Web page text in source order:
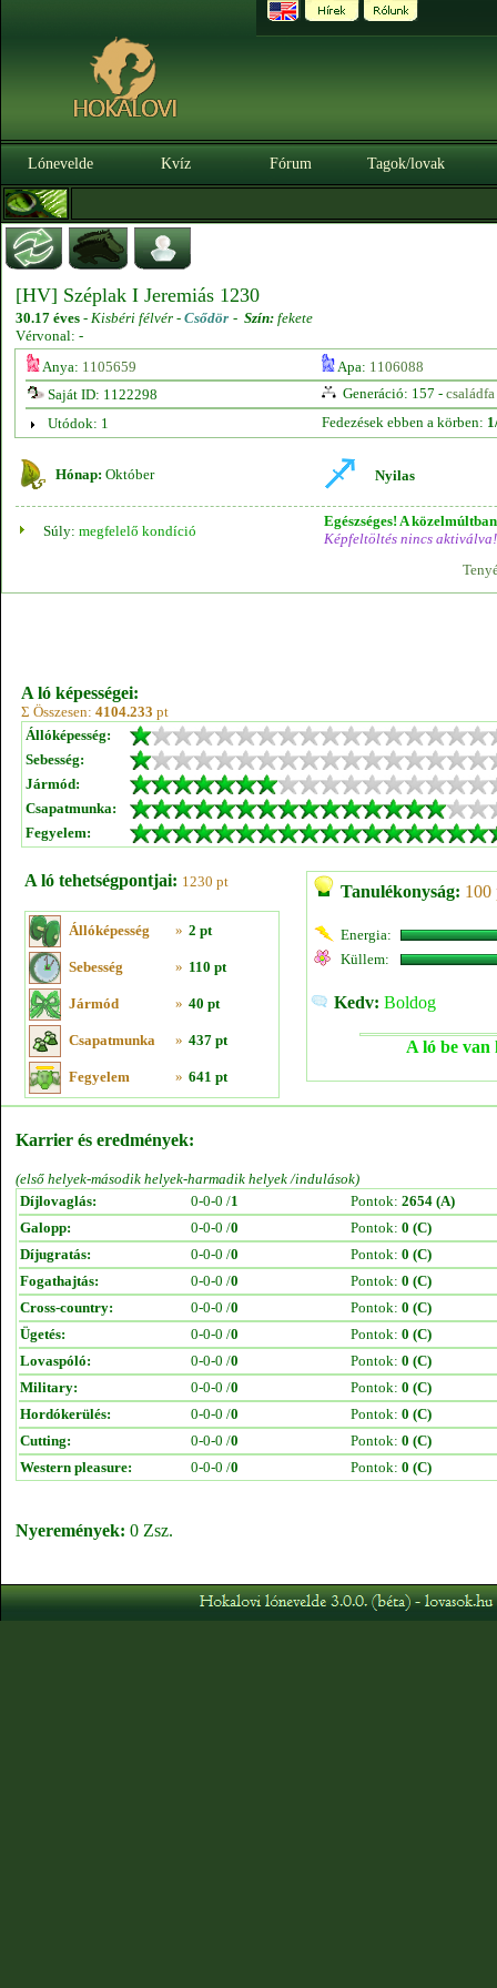
Lónevelde Kvíz Fórum Tagok/lovak
[HV] Széplak I Jeremiás 1230
30.17 éves - Kisbéri félvér - Csődör - Szín: fekete
Vérvonal: -
Anya: 1105659 Apa: 1106088
Saját ID: 1122298
Generáció: 157 - családfa
Utódok: 1
Fedezések ebben a körben:
Hónap: Október Nyilas
Súly: megfelelő kondíció
Egészséges! A
Képfeltöltés nincs aktiválva!
A ló képességei:
Σ Összesen: 4104.233 pt
Állóképesség:
Sebesség:
Jármód:
Csapatmunka:
Fegyelem:
A ló tehetségpontjai: 1230 pt
Állóképesség » 2 pt
Sebesség » 110 pt
Jármód » 40 pt
Csapatmunka » 437 pt
Fegyelem » 641 pt
Tanulékonyság: 100
Energia:
Küllem:
Kedv: Boldog
A ló be van
Karrier és eredmények:
(első helyek-második helyek-harmadik helyek /indulások)
Díjlovaglás:
0-0-0 /1 Pontok: 2654 (A)
Galopp:
0-0-0 /0 Pontok: 0 (C)
Díjugratás:
0-0-0 /0 Pontok: 0 (C)
Fogathajtás:
0-0-0 /0 Pontok: 0 (C)
Cross-country:
0-0-0 /0 Pontok: 0 (C)
Ügetés:
0-0-0 /0 Pontok: 0 (C)
Lovaspóló:
0-0-0 /0 Pontok: 0 (C)
Military:
0-0-0 /0 Pontok: 0 (C)
Hordókerülés:
0-0-0 /0 Pontok: 0 (C)
Cutting:
0-0-0 /0 Pontok: 0 (C)
Western pleasure:
0-0-0 /0 Pontok: 0 (C)
Nyeremények: 0 Zsz.